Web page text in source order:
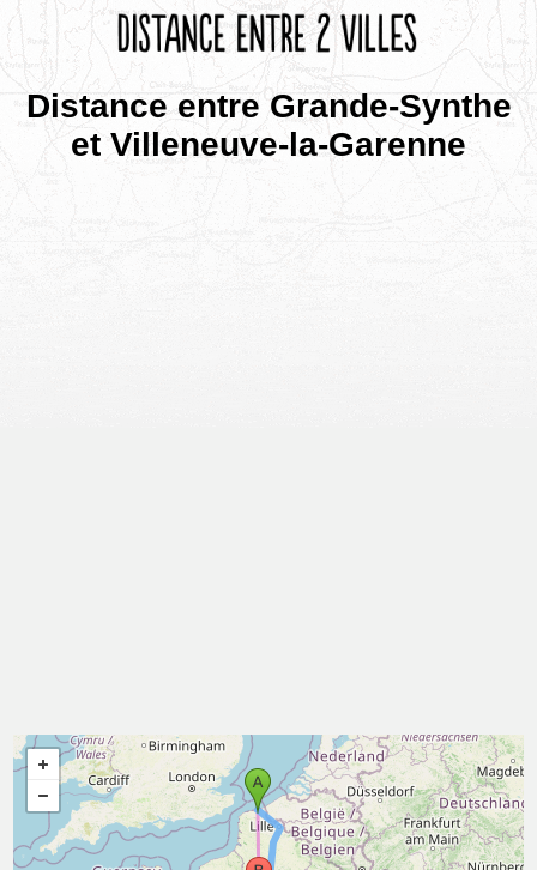
Distance entre Grande-Synthe
et Villeneuve-la-Garenne